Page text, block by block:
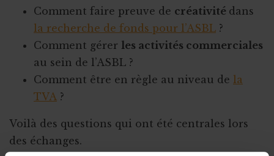
Comment faire preuve de créativité dans
la recherche de fonds pour l’ASBL ?
Comment gérer les activités commerciales
au sein de l’ASBL ?
Comment être en règle au niveau de la
TVA ?
Voilà des questions qui ont été centrales lors
des échanges.